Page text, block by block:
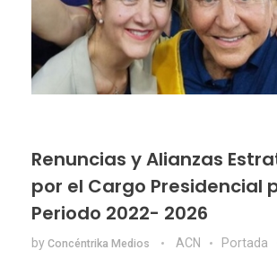
Renuncias y Alianzas
por el Cargo Presidencial
Periodo 2022- 2026
by Concéntrika Medios ACN Portada